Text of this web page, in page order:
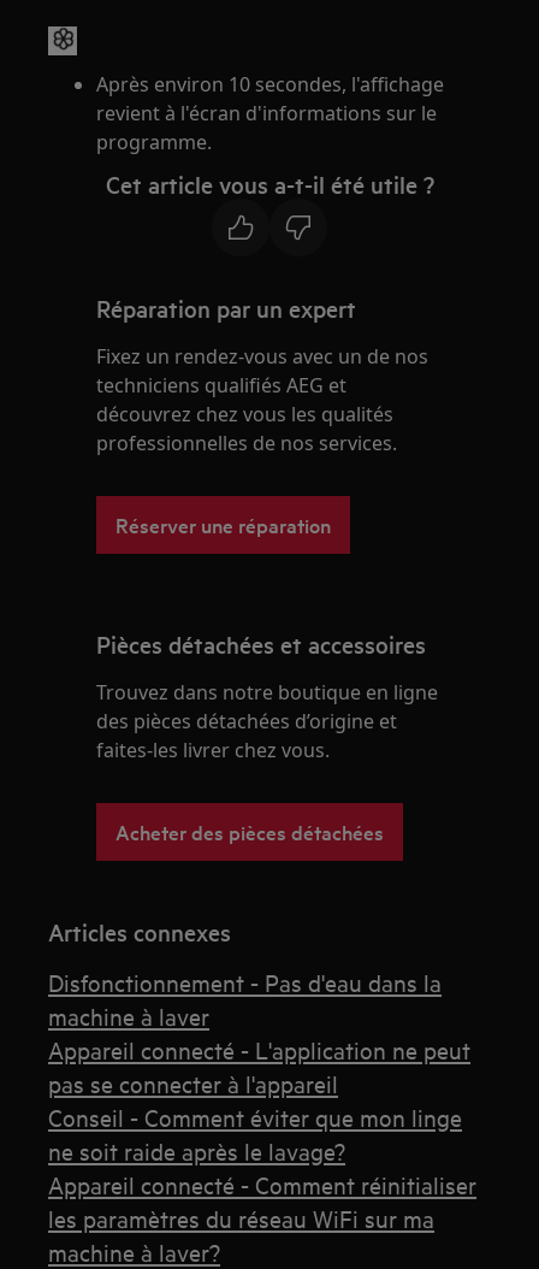
Après environ 10 secondes, l'affichage
revient à l'écran d'informations sur le
programme.
Cet article vous a-t-il été utile ?
Réparation par un expert
Fixez un rendez-vous avec un de nos
techniciens qualifiés AEG et
découvrez chez vous les qualités
professionnelles de nos services.
Réserver une réparation
Pièces détachées et accessoires
Trouvez dans notre boutique en ligne
des pièces détachées d’origine et
faites-les livrer chez vous.
Acheter des pièces détachées
Articles connexes
Disfonctionnement - Pas d'eau dans la
machine à laver
Appareil connecté - L'application ne peut
pas se connecter à l'appareil
Conseil - Comment éviter que mon linge
ne soit raide après le lavage?
Appareil connecté - Comment réinitialiser
les paramètres du réseau WiFi sur ma
machine à laver?